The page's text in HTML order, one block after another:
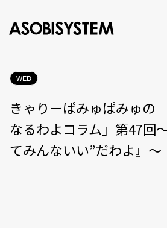
WEB
きゃりーぱみゅぱみゅの
なるわよコラム」第47回
てみんないい”だわよ』〜